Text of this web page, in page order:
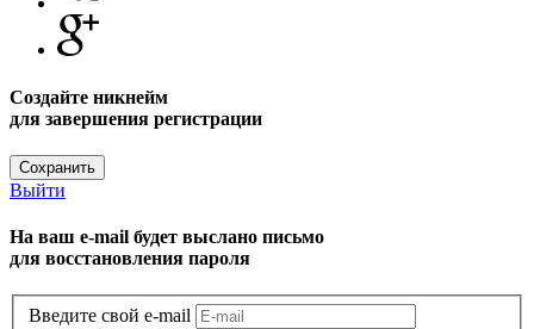
Создайте никнейм
для завершения регистрации
Сохранить
Выйти
На ваш e-mail будет выслано письмо
для восстановления пароля
Введите свой e-mail